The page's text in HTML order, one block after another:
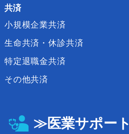
共済
小規模企業共済
生命共済・休診共済
特定退職金共済
その他共済
≫医業サポート